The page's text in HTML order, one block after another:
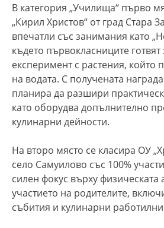
В категория „Училища“ първо
„Кирил Христов“ от град Стара
впечатли със занимания като
където първокласниците
експеримент с растения, който
на водата. С получената
планира да разшири
като оборудва допълнително
кулинарни дейности.
На второ място се класира ОУ
село Самуилово със 100%
силен фокус върху физическата
участието на родителите,
събития и кулинарни